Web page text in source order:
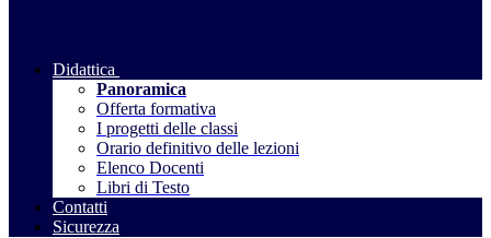
Didattica
Panoramica
Offerta formativa
I progetti delle classi
Orario definitivo delle lezioni
Elenco Docenti
Libri di Testo
Contatti
Sicurezza